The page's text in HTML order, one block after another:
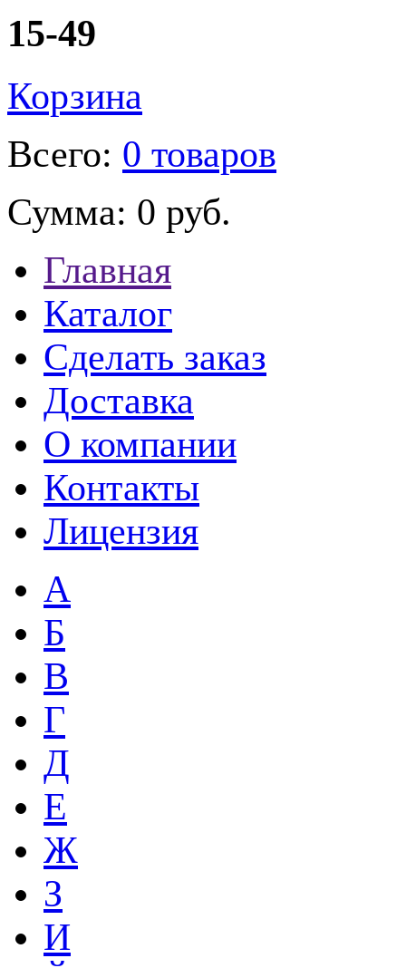
15-49
Корзина
Всего: 0 товаров
Сумма: 0 руб.
Главная
Каталог
Сделать заказ
Доставка
О компании
Контакты
Лицензия
А
Б
В
Г
Д
Е
Ж
З
И